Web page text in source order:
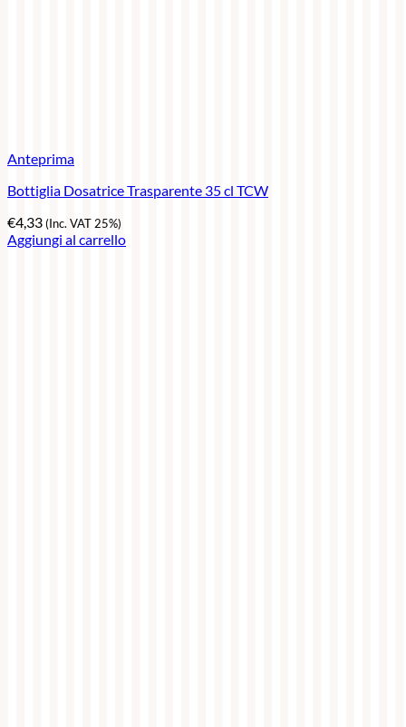
Anteprima
Bottiglia Dosatrice Trasparente 35 cl TCW
€4,33(Inc. VAT 25%)
Aggiungi al carrello